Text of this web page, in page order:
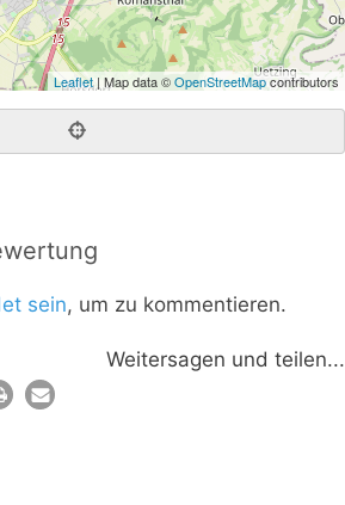
Leaflet| Map data ©OpenStreetMapcontributors
sein, um zu kommentieren.
Weitersagen und teilen...